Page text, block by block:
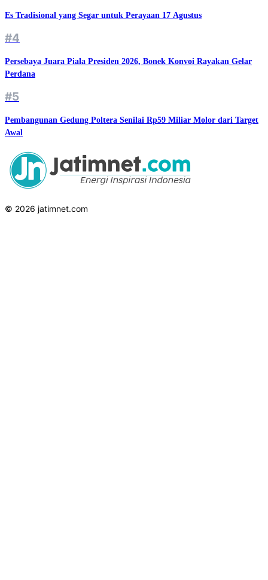
Es Tradisional yang Segar untuk Perayaan 17 Agustus
#4
Persebaya Juara Piala Presiden 2026, Bonek Konvoi Rayakan Gelar
Perdana
#5
Pembangunan Gedung Poltera Senilai Rp59 Miliar Molor dari Target
Awal
© 2026 jatimnet.com